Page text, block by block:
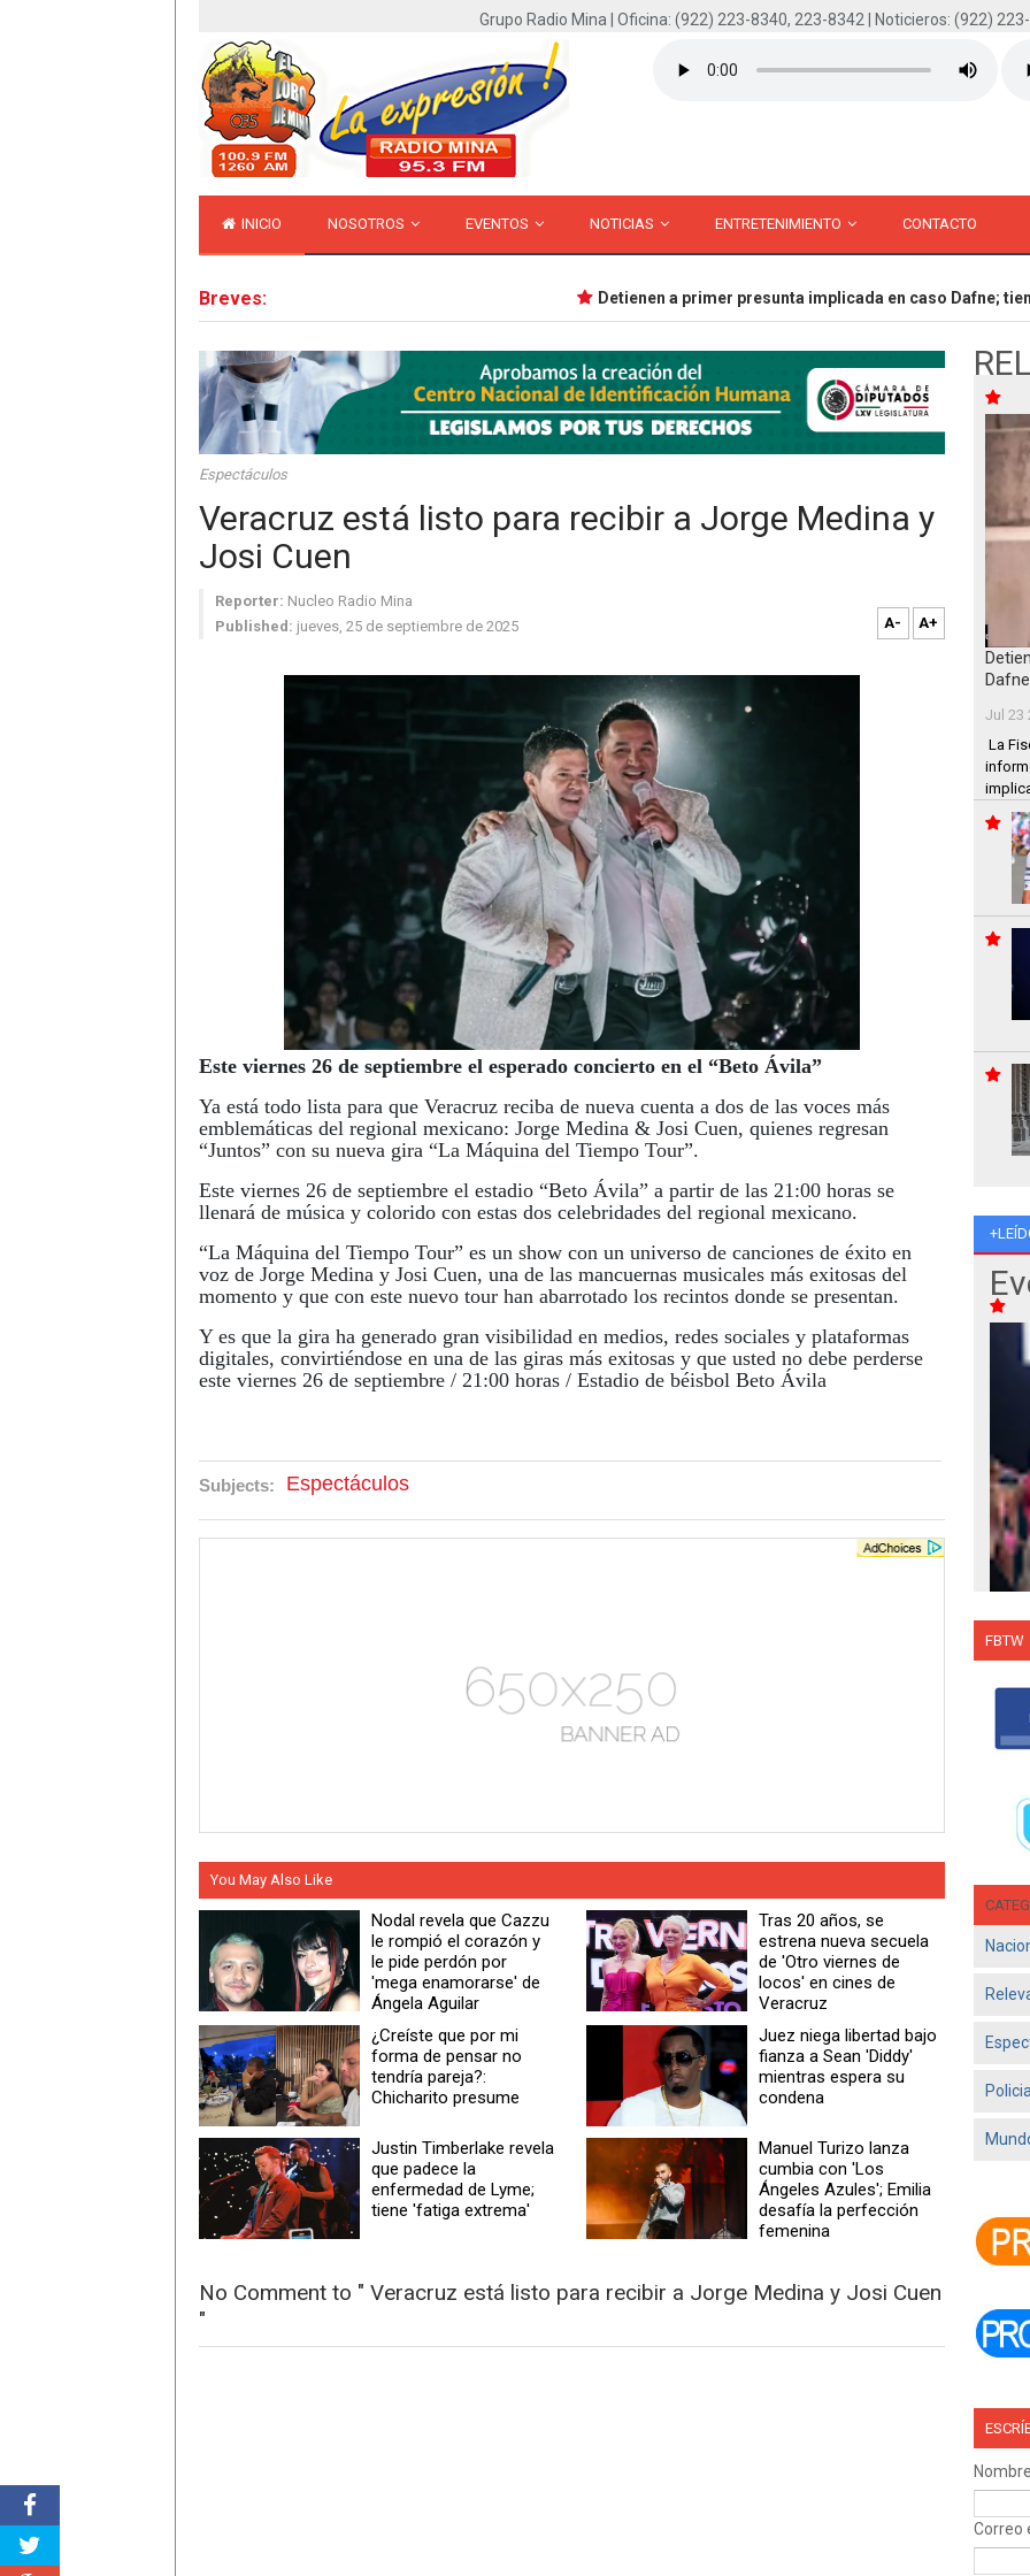
Grupo Radio Mina | Oficina: (922) 223-8340, 223-8342 | Noticieros: (922)
INICIO NOSOTROS EVENTOS NOTICIAS ENTRETENIMIENTO CONTACTO
Breves: Detienen a primer presunta implicada en caso Dafne; tiene
Espectáculos
Veracruz está listo para recibir a Jorge Medina y
Josi Cuen
Reporter: Nucleo Radio Mina
Published: jueves, 25 de septiembre de 2025 A- A+
Este viernes 26 de septiembre el esperado concierto en el “Beto Ávila”
Ya está todo lista para que Veracruz reciba de nueva cuenta a dos de las voces más
emblemáticas del regional mexicano: Jorge Medina & Josi Cuen, quienes regresan
“Juntos” con su nueva gira “La Máquina del Tiempo Tour”.
Este viernes 26 de septiembre el estadio “Beto Ávila” a partir de las 21:00 horas se
llenará de música y colorido con estas dos celebridades del regional mexicano.
“La Máquina del Tiempo Tour” es un show con un universo de canciones de éxito en
voz de Jorge Medina y Josi Cuen, una de las mancuernas musicales más exitosas del
momento y que con este nuevo tour han abarrotado los recintos donde se presentan.
Y es que la gira ha generado gran visibilidad en medios, redes sociales y plataformas
digitales, convirtiéndose en una de las giras más exitosas y que usted no debe perderse
este viernes 26 de septiembre / 21:00 horas / Estadio de béisbol Beto Ávila
Subjects: Espectáculos
You May Also Like
Nodal revela que Cazzu
le rompió el corazón y
le pide perdón por
'mega enamorarse' de
Ángela Aguilar
Tras 20 años, se
estrena nueva secuela
de 'Otro viernes de
locos' en cines de
Veracruz
¿Creíste que por mi
forma de pensar no
tendría pareja?:
Chicharito presume
Juez niega libertad bajo
fianza a Sean 'Diddy'
mientras espera su
condena
Justin Timberlake revela
que padece la
enfermedad de Lyme;
tiene 'fatiga extrema'
Manuel Turizo lanza
cumbia con 'Los
Ángeles Azules'; Emilia
desafía la perfección
femenina
No Comment to " Veracruz está listo para recibir a Jorge Medina y Josi Cuen
"
Jul 23
La
en
Jun
- El
FBTW
Nombre
Correo